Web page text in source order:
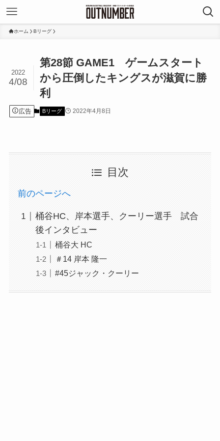
ホーム Bリーグ
第28節 GAME1 ゲームスタート
から圧倒したキングスが滋賀に勝
利
2022
4/08
広告 Bリーグ 2022年4月8日
目次
前のページへ
桶谷HC、岸本選手、クーリー選手 試合
後インタビュー
桶谷大 HC
＃14 岸本 隆一
#45ジャック・クーリー